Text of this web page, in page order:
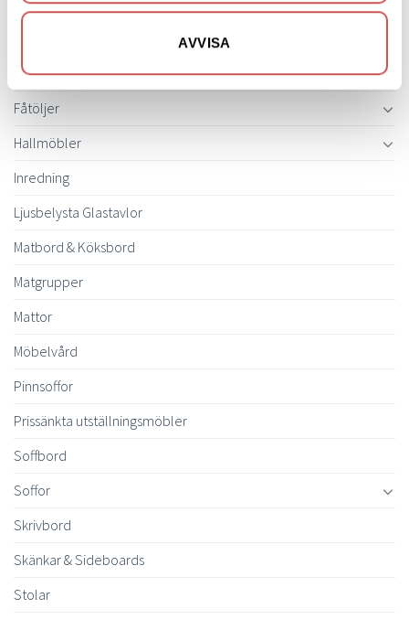
AVVISA
Byråer
Bänkar & Pallar
Fåtöljer
Hallmöbler
Inredning
Ljusbelysta Glastavlor
Matbord & Köksbord
Matgrupper
Mattor
Möbelvård
Pinnsoffor
Prissänkta utställningsmöbler
Soffbord
Soffor
Skrivbord
Skänkar & Sideboards
Stolar